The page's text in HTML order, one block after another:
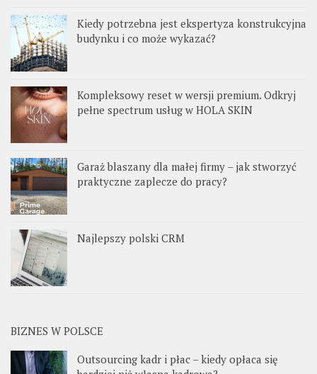
Kiedy potrzebna jest ekspertyza konstrukcyjna
budynku i co może wykazać?
Kompleksowy reset w wersji premium. Odkryj
pełne spectrum usług w HOLA SKIN
Garaż blaszany dla małej firmy – jak stworzyć
praktyczne zaplecze do pracy?
Najlepszy polski CRM
BIZNES W POLSCE
Outsourcing kadr i płac – kiedy opłaca się